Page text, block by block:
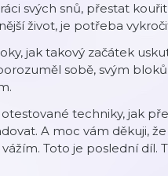
svých snů, přestat
život, je potřeba
jak takový začátek
sobě, svým
techniky, jak
A moc vám děkuji,
Toto je poslední díl.